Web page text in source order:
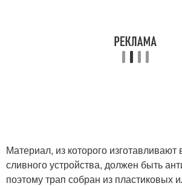
Материал, из которого
сливного устройства, должен быть
поэтому трап собран из